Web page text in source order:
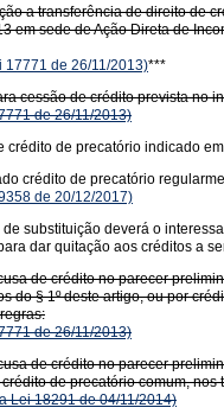
a transferência de direito de
em sede de Ação Direta de
de 26/11/2013)***
cessão de crédito prevista no
de 26/11/2013)
crédito de precatório indicado
crédito de precatório
de 20/12/2017)
substituição deverá o
dar quitação aos créditos a
de crédito no parecer
do § 1º deste artigo, ou por
de 26/11/2013)
de crédito no parecer
de precatório comum,
Lei 18291 de 04/11/2014)